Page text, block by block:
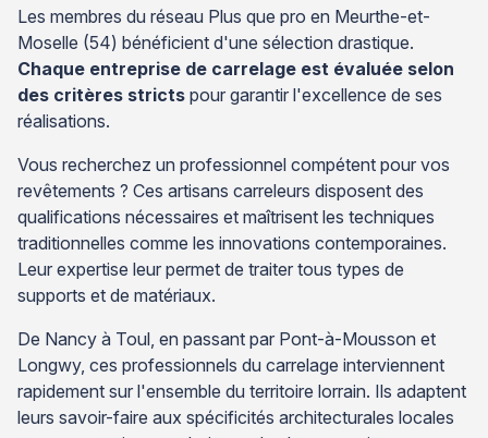
Les membres du réseau Plus que pro en Meurthe-et-
Moselle (54) bénéficient d'une sélection drastique.
Chaque entreprise de carrelage est évaluée selon
des critères stricts pour garantir l'excellence de ses
réalisations.
Vous recherchez un professionnel compétent pour vos
revêtements ? Ces artisans carreleurs disposent des
qualifications nécessaires et maîtrisent les techniques
traditionnelles comme les innovations contemporaines.
Leur expertise leur permet de traiter tous types de
supports et de matériaux.
De Nancy à Toul, en passant par Pont-à-Mousson et
Longwy, ces professionnels du carrelage interviennent
rapidement sur l'ensemble du territoire lorrain. Ils adaptent
leurs savoir-faire aux spécificités architecturales locales